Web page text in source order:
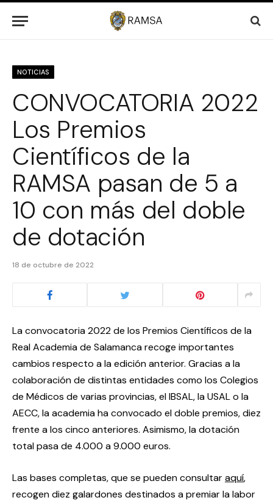
NOTICIAS
CONVOCATORIA 2022
Los Premios
Científicos de la
RAMSA pasan de 5 a
10 con más del doble
de dotación
18 de octubre de 2022
La convocatoria 2022 de los Premios Científicos de la
Real Academia de Salamanca recoge importantes
cambios respecto a la edición anterior. Gracias a la
colaboración de distintas entidades como los Colegios
de Médicos de varias provincias, el IBSAL, la USAL o la
AECC, la academia ha convocado el doble premios, diez
frente a los cinco anteriores. Asimismo, la dotación
total pasa de 4.000 a 9.000 euros.
Las bases completas, que se pueden consultaraquí,
recogen diez galardones destinados a premiar la labor